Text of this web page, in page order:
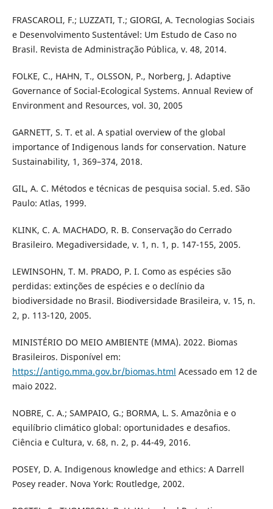
FRASCAROLI, F.; LUZZATI, T.; GIORGI, A. Tecnologias Sociais
e Desenvolvimento Sustentável: Um Estudo de Caso no
Brasil. Revista de Administração Pública, v. 48, 2014.
FOLKE, C., HAHN, T., OLSSON, P., Norberg, J. Adaptive
Governance of Social-Ecological Systems. Annual Review of
Environment and Resources, vol. 30, 2005
GARNETT, S. T. et al. A spatial overview of the global
importance of Indigenous lands for conservation. Nature
Sustainability, 1, 369–374, 2018.
GIL, A. C. Métodos e técnicas de pesquisa social. 5.ed. São
Paulo: Atlas, 1999.
KLINK, C. A. MACHADO, R. B. Conservação do Cerrado
Brasileiro. Megadiversidade, v. 1, n. 1, p. 147-155, 2005.
LEWINSOHN, T. M. PRADO, P. I. Como as espécies são
perdidas: extinções de espécies e o declínio da
biodiversidade no Brasil. Biodiversidade Brasileira, v. 15, n.
2, p. 113-120, 2005.
MINISTÉRIO DO MEIO AMBIENTE (MMA). 2022. Biomas
Brasileiros. Disponível em:
https://antigo.mma.gov.br/biomas.html Acessado em 12 de
maio 2022.
NOBRE, C. A.; SAMPAIO, G.; BORMA, L. S. Amazônia e o
equilíbrio climático global: oportunidades e desafios.
Ciência e Cultura, v. 68, n. 2, p. 44-49, 2016.
POSEY, D. A. Indigenous knowledge and ethics: A Darrell
Posey reader. Nova York: Routledge, 2002.